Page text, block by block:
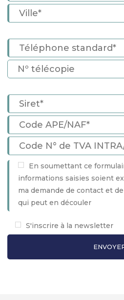
En soumettant ce
informations saisies soient
ma demande de contact et
qui peut en découler
S'inscrire à la newsletter